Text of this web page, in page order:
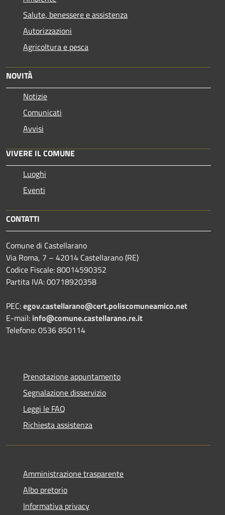
Salute, benessere e assistenza
Autorizzazioni
Agricoltura e pesca
NOVITÀ
Notizie
Comunicati
Avvisi
VIVERE IL COMUNE
Luoghi
Eventi
CONTATTI
Comune di Castellarano
Via Roma, 7 – 42014 Castellarano (RE)
Codice Fiscale: 80014590352
Partita IVA: 00718920358
PEC:egov.castellarano@cert.poliscomuneamico.net
E-mail: info@comune.castellarano.re.it
Telefono: 0536 850114
Prenotazione appuntamento
Segnalazione disservizio
Leggi le FAQ
Richiesta assistenza
Amministrazione trasparente
Albo pretorio
Informativa privacy